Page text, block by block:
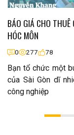
BÁO GIÁ CHO
HÓC MÔN
0 277 78
Bạn tổ chức một
của Sài Gòn dĩ
công nghiệp